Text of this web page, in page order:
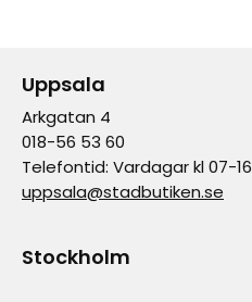
Uppsala
Arkgatan 4
018-56 53 60
Telefontid: Vardagar kl 07-16
uppsala@stadbutiken.se
Stockholm